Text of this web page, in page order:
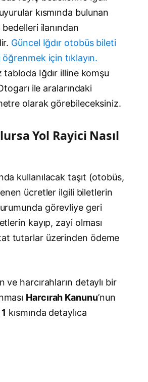
kısmında bulunan
ilanından
Güncel Iğdır otobüs bileti
için tıklayın.
tabloda Iğdır illine komşu
ile aralarındaki
olarak görebileceksiniz.
Yol Rayici Nasıl
kullanılacak taşıt (otobüs,
ücretler ilgili biletlerin
görevliye geri
kayıp, zayi olması
tutarlar üzerinden ödeme
ve harcırahların detaylı bir
Harcırah Kanunu’nun
kısmında detaylıca